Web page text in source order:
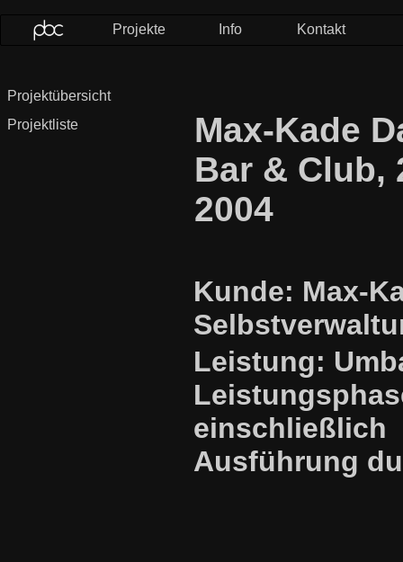
Projekte Info Kontakt
Projektübersicht
Projektliste
Max-Kade
Bar & Club,
2004
Kunde: Max-
Leistung:
einschließlich
Ausführung